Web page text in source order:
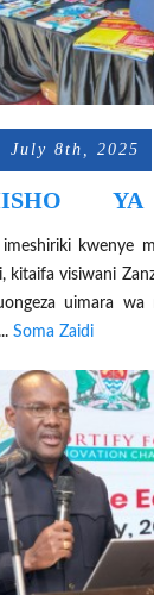
July 8th, 2025
kwenye
kitaifa visiwani
uimara wa
Soma Zaidi